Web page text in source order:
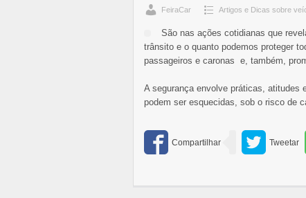
FeiraCar Artigos e Dicas sobre
São nas ações cotidianas que
trânsito e o quanto podemos proteger
passageiros e caronas e, também,
A segurança envolve práticas, atitudes
podem ser esquecidas, sob o risco de